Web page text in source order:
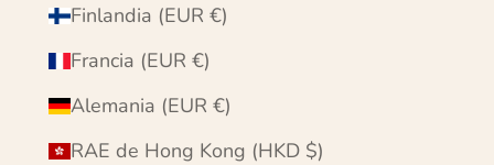
Finlandia (EUR €)
Francia (EUR €)
Alemania (EUR €)
RAE de Hong Kong (HKD $)